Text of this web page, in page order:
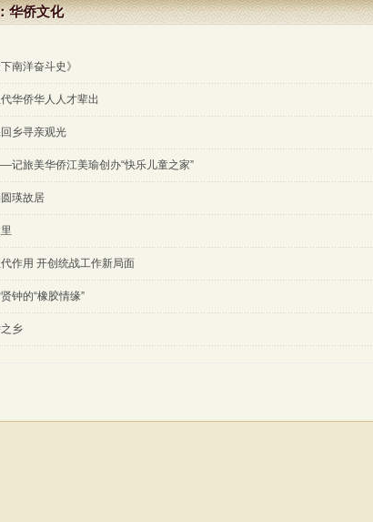
华侨文化
华侨文化
南洋奋斗史》
华侨华人人才辈出
乡寻亲观光
旅美华侨江美瑜创办“快乐儿童之家”
瑛故居
作用 开创统战工作新局面
钟的“橡胶情缘”
乡